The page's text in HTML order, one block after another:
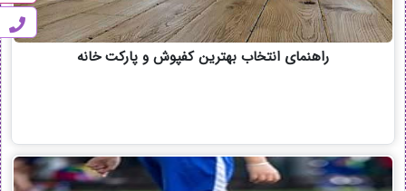
راهنمای انتخاب بهترین کفپوش و پارکت خانه